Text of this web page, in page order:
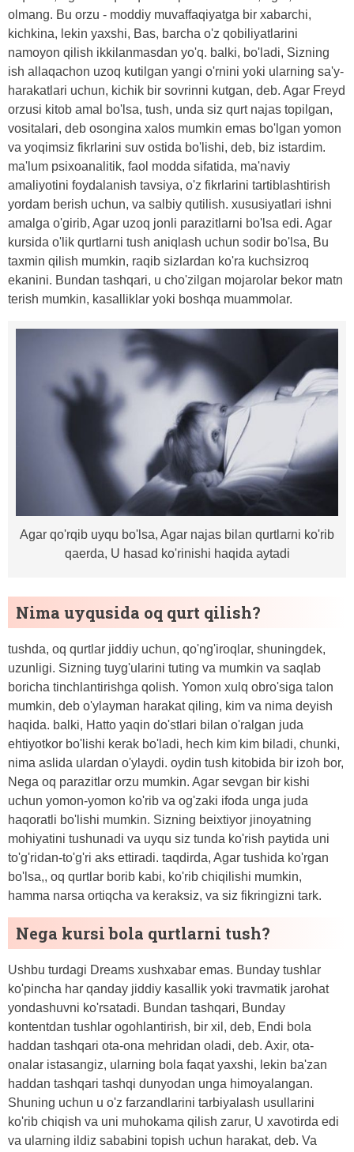
olmang. Bu orzu - moddiy muvaffaqiyatga bir xabarchi,
kichkina, lekin yaxshi, Bas, barcha o'z qobiliyatlarini
namoyon qilish ikkilanmasdan yo'q. balki, bo'ladi, Sizning
ish allaqachon uzoq kutilgan yangi o'rnini yoki ularning sa'y-
harakatlari uchun, kichik bir sovrinni kutgan, deb. Agar Freyd
orzusi kitob amal bo'lsa, tush, unda siz qurt najas topilgan,
vositalari, deb osongina xalos mumkin emas bo'lgan yomon
va yoqimsiz fikrlarini suv ostida bo'lishi, deb, biz istardim.
ma'lum psixoanalitik, faol modda sifatida, ma'naviy
amaliyotini foydalanish tavsiya, o'z fikrlarini tartiblashtirish
yordam berish uchun, va salbiy qutilish. xususiyatlari ishni
amalga o'girib, Agar uzoq jonli parazitlarni bo'lsa edi. Agar
kursida o'lik qurtlarni tush aniqlash uchun sodir bo'lsa, Bu
taxmin qilish mumkin, raqib sizlardan ko'ra kuchsizroq
ekanini. Bundan tashqari, u cho'zilgan mojarolar bekor matn
terish mumkin, kasalliklar yoki boshqa muammolar.
Agar qo'rqib uyqu bo'lsa, Agar najas bilan qurtlarni ko'rib
qaerda, U hasad ko'rinishi haqida aytadi
Nima uyqusida oq qurt qilish?
tushda, oq qurtlar jiddiy uchun, qo'ng'iroqlar, shuningdek,
uzunligi. Sizning tuyg'ularini tuting va mumkin va saqlab
boricha tinchlantirishga qolish. Yomon xulq obro'siga talon
mumkin, deb o'ylayman harakat qiling, kim va nima deyish
haqida. balki, Hatto yaqin do'stlari bilan o'ralgan juda
ehtiyotkor bo'lishi kerak bo'ladi, hech kim kim biladi, chunki,
nima aslida ulardan o'ylaydi. oydin tush kitobida bir izoh bor,
Nega oq parazitlar orzu mumkin. Agar sevgan bir kishi
uchun yomon-yomon ko'rib va ​​og'zaki ifoda unga juda
haqoratli bo'lishi mumkin. Sizning beixtiyor jinoyatning
mohiyatini tushunadi va uyqu siz tunda ko'rish paytida uni
to'g'ridan-to'g'ri aks ettiradi. taqdirda, Agar tushida ko'rgan
bo'lsa,, oq qurtlar borib kabi, ko'rib chiqilishi mumkin,
hamma narsa ortiqcha va keraksiz, va siz fikringizni tark.
Nega kursi bola qurtlarni tush?
Ushbu turdagi Dreams xushxabar emas. Bunday tushlar
ko'pincha har qanday jiddiy kasallik yoki travmatik jarohat
yondashuvni ko'rsatadi. Bundan tashqari, Bunday
kontentdan tushlar ogohlantirish, bir xil, deb, Endi bola
haddan tashqari ota-ona mehridan oladi, deb. Axir, ota-
onalar istasangiz, ularning bola faqat yaxshi, lekin ba'zan
haddan tashqari tashqi dunyodan unga himoyalangan.
Shuning uchun u o'z farzandlarini tarbiyalash usullarini
ko'rib chiqish va uni muhokama qilish zarur, U xavotirda edi
va ularning ildiz sababini topish uchun harakat, deb. Va